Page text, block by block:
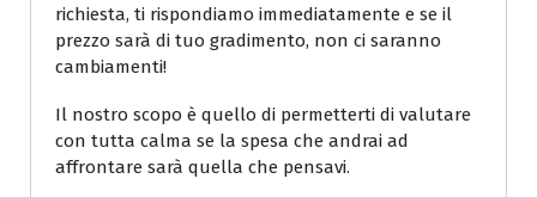
richiesta, ti rispondiamo immediatamente e se il
prezzo sarà di tuo gradimento, non ci saranno
cambiamenti!
Il nostro scopo è quello di permetterti di valutare
con tutta calma se la spesa che andrai ad
affrontare sarà quella che pensavi.